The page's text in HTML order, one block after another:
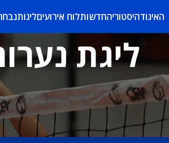
האיגודהיסטוריהחדשותלוח אירועיםליגות
ליגת